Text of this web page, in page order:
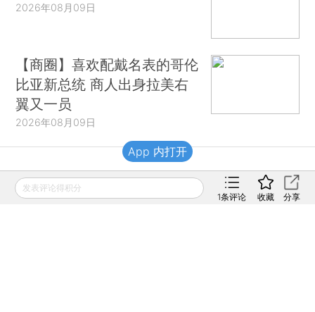
2026年08月09日
【商圈】喜欢配戴名表的哥伦
比亚新总统 商人出身拉美右
翼又一员
2026年08月09日
财新移动
发表评论得积分
1条评论 收藏 分享
App 内打开